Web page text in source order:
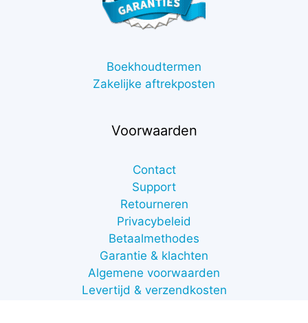
Boekhoudtermen
Zakelijke aftrekposten
Voorwaarden
Contact
Support
Retourneren
Privacybeleid
Betaalmethodes
Garantie & klachten
Algemene voorwaarden
Levertijd & verzendkosten
1,21
incl.
Toevoegen aan winkelwagen